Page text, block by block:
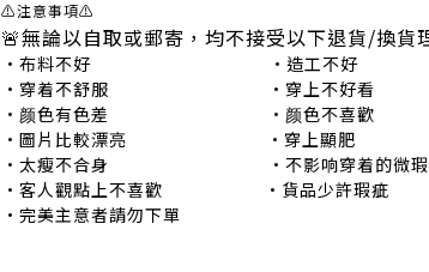
⚠注意事項⚠
🚨無論以自取或郵寄，均不接受以下退貨/換貨
•布料不好 •造工不好
•穿着不舒服 •穿上不好看
•颜色有色差 •颜色不喜歡
•圖片比較漂亮 •穿上顯肥
•太瘦不合身 •不影响穿着的微瑕
•客人觀點上不喜歡 •貨品少許瑕疵
•完美主意者請勿下單